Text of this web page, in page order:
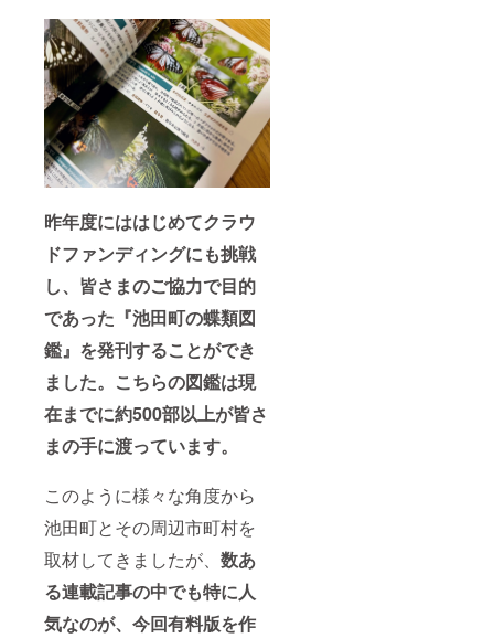
昨年度にははじめてクラウ
ドファンディングにも挑戦
し、皆さまのご協力で目的
であった『池田町の蝶類図
鑑』を発刊することができ
ました。こちらの図鑑は現
在までに約500部以上が皆さ
まの手に渡っています。
このように様々な角度から
池田町とその周辺市町村を
取材してきましたが、 数あ
る連載記事の中でも特に人
気なのが、今回有料版を作